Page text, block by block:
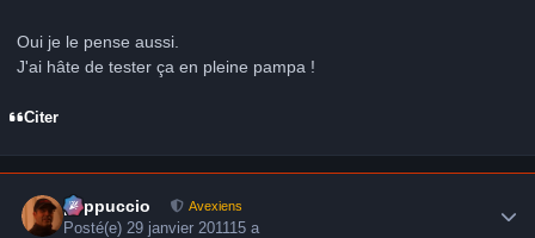
Oui je le pense aussi.
J'ai hâte de tester ça en pleine pampa !
Citer
peppuccio Avexiens
Posté(e) 29 janvier 2011 15 a